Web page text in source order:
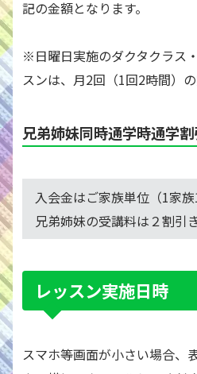
記の金額となります。
※日曜日実施のダクタクラス
スンは、月2回（1回2時間）の
兄弟姉妹同時通学時通学
入会金はご家族単位（1家族
兄弟姉妹の受講料は２割引
レッスン実施日時
スマホ等画面が小さい場合、